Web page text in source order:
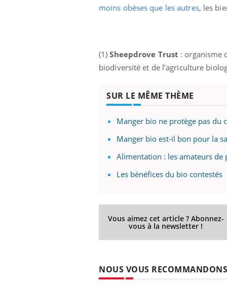
moins obèses que les autres, les
(1)Sheepdrove Trust : organisme
biodiversité et de l’agriculture
SUR LE MÊME THÈME
Manger bio ne protège pas du
Manger bio est-il bon pour la
Alimentation : les amateurs
Les bénéfices du bio contestés
Vous aimez cet article ? Abonnez-
vous à la newsletter !
NOUS VOUS RECOMMANDONS